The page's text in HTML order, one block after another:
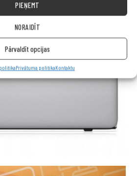
PIEŅEMT
NORAIDĪT
Pārvaldīt opcijas
Privātuma politikaKontaktu